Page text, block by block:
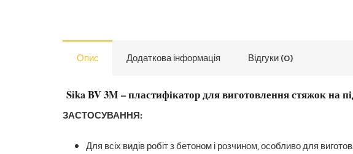
Опис Додаткова інформація Відгуки (0)
Sika BV 3M – пластифікатор для виготовлення стяжок на
ЗАСТОСУВАННЯ:
Для всіх видів робіт з бетоном і розчином, особливо для